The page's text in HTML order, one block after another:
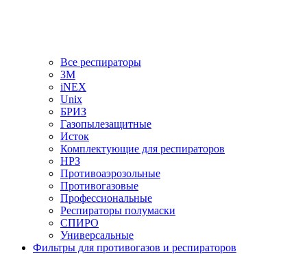
Все респираторы
3М
iNEX
Unix
БРИЗ
Газопылезащитные
Исток
Комплектующие для респираторов
НРЗ
Противоаэрозольные
Противогазовые
Профессиональные
Респираторы полумаски
СПИРО
Универсальные
Фильтры для противогазов и респираторов